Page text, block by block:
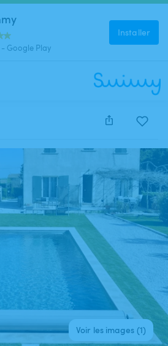
Google Play
Installer
est close et ne peut être réservée.
Voir les images (1)